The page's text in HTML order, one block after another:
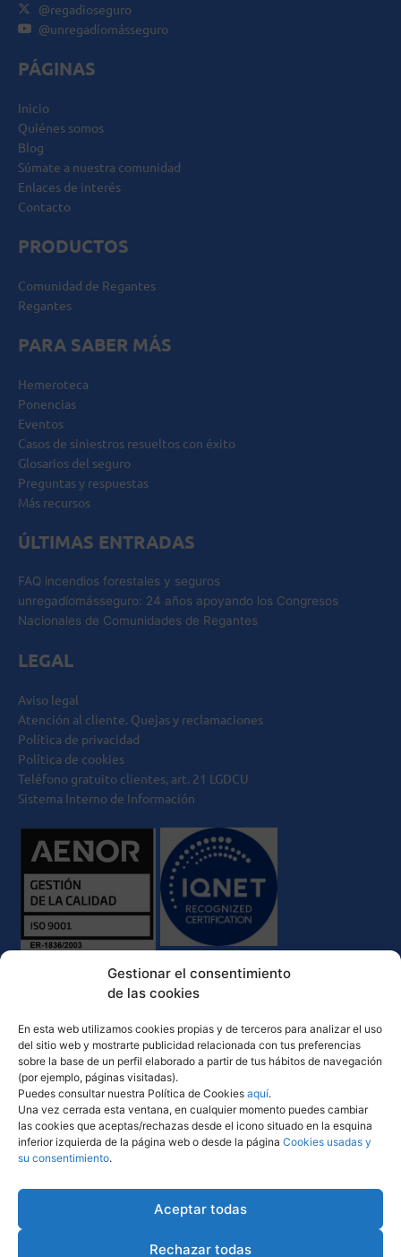
Gestionar el consentimiento
de las cookies
En esta web utilizamos cookies propias y de terceros para analizar el uso
del sitio web y mostrarte publicidad relacionada con tus preferencias
sobre la base de un perfil elaborado a partir de tus hábitos de navegación
(por ejemplo, páginas visitadas).
Puedes consultar nuestra Política de Cookies aquí.
Una vez cerrada esta ventana, en cualquier momento puedes cambiar
las cookies que aceptas/rechazas desde el icono situado en la esquina
inferior izquierda de la página web o desde la página Cookies usadas y
su consentimiento.
Aceptar todas
Rechazar todas
@regadioseguro
@unregadíomásseguro
PÁGINAS
Inicio
Quiénes somos
Blog
Súmate a nuestra comunidad
Enlaces de interés
Contacto
PRODUCTOS
Comunidad de Regantes
Regantes
PARA SABER MÁS
Hemeroteca
Ponencias
Eventos
Casos de siniestros resueltos con éxito
Glosarios del seguro
Preguntas y respuestas
Más recursos
ÚLTIMAS ENTRADAS
FAQ incendios forestales y seguros
unregadíomásseguro: 24 años apoyando los Congresos
Nacionales de Comunidades de Regantes
LEGAL
Aviso legal
Atención al cliente. Quejas y reclamaciones
Política de privacidad
Política de cookies
Teléfono gratuito clientes, art. 21 LGDCU
Sistema Interno de Información
Comunicación desempeño ambiental